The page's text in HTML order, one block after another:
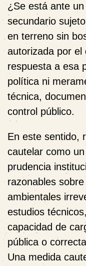
¿Se está ante
secundario
en terreno sin
autorizada por el
respuesta a esa
política ni
técnica,
control público.
En este sentido,
cautelar como
prudencia
razonables
ambientales
estudios
capacidad de
pública o
Una medida